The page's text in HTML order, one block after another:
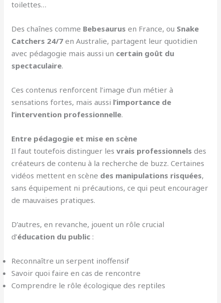
toilettes…
Des chaînes comme Bebesaurus en France, ou Snake
Catchers 24/7 en Australie, partagent leur quotidien
avec pédagogie mais aussi un certain goût du
spectaculaire.
Ces contenus renforcent l’image d’un métier à
sensations fortes, mais aussi l’importance de
l’intervention professionnelle.
Entre pédagogie et mise en scène
Il faut toutefois distinguer lesvrais professionnels des
créateurs de contenu à la recherche de buzz. Certaines
vidéos mettent en scène des manipulations risquées,
sans équipement ni précautions, ce qui peut encourager
de mauvaises pratiques.
D’autres, en revanche, jouent un rôle crucial
d’éducation du public :
Reconnaître un serpent inoffensif
Savoir quoi faire en cas de rencontre
Comprendre le rôle écologique des reptiles